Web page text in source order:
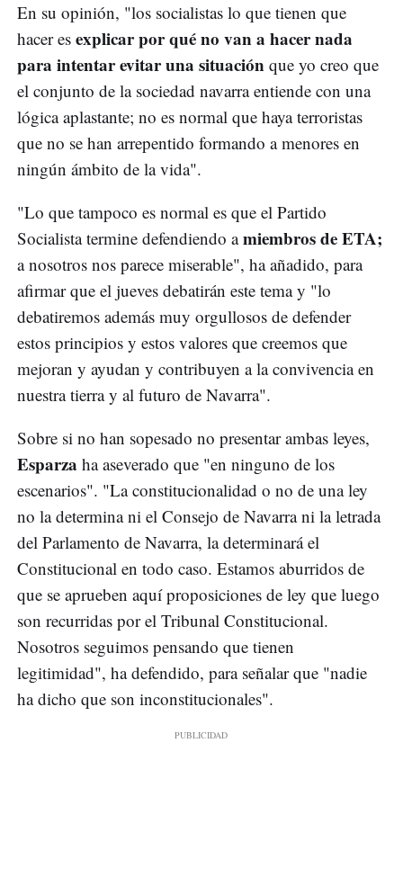
En su opinión, "los socialistas lo que tienen que
hacer es explicar por qué no van a hacer nada
para intentar evitar una situación que yo creo que
el conjunto de la sociedad navarra entiende con una
lógica aplastante; no es normal que haya terroristas
que no se han arrepentido formando a menores en
ningún ámbito de la vida".
"Lo que tampoco es normal es que el Partido
Socialista termine defendiendo amiembros de ETA;
a nosotros nos parece miserable", ha añadido, para
afirmar que el jueves debatirán este tema y "lo
debatiremos además muy orgullosos de defender
estos principios y estos valores que creemos que
mejoran y ayudan y contribuyen a la convivencia en
nuestra tierra y al futuro de Navarra".
Sobre si no han sopesado no presentar ambas leyes,
Esparza ha aseverado que "en ninguno de los
escenarios". "La constitucionalidad o no de una ley
no la determina ni el Consejo de Navarra ni la letrada
del Parlamento de Navarra, la determinará el
Constitucional en todo caso. Estamos aburridos de
que se aprueben aquí proposiciones de ley que luego
son recurridas por el Tribunal Constitucional.
Nosotros seguimos pensando que tienen
legitimidad", ha defendido, para señalar que "nadie
ha dicho que son inconstitucionales".